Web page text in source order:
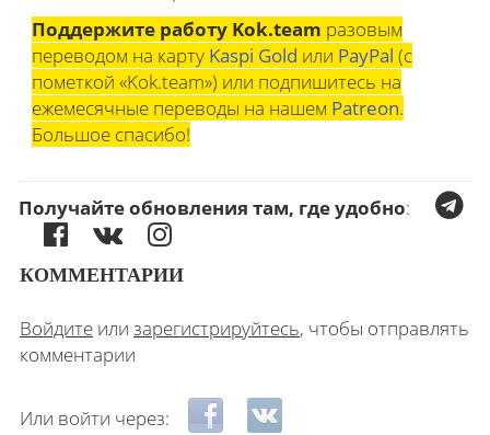
Поддержите работу Kok.team разовым
переводом на карту Kaspi Gold или PayPal (с
пометкой «Kok.team») или подпишитесь на
ежемесячные переводы на нашем Patreon.
Большое спасибо!
Получайте обновления там, где удобно:
КОММЕНТАРИИ
Войдите или зарегистрируйтесь, чтобы отправлять
комментарии
Или войти через: Login with Facebook
Login with ВКонтакте